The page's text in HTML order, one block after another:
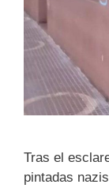
Tras el
pintadas